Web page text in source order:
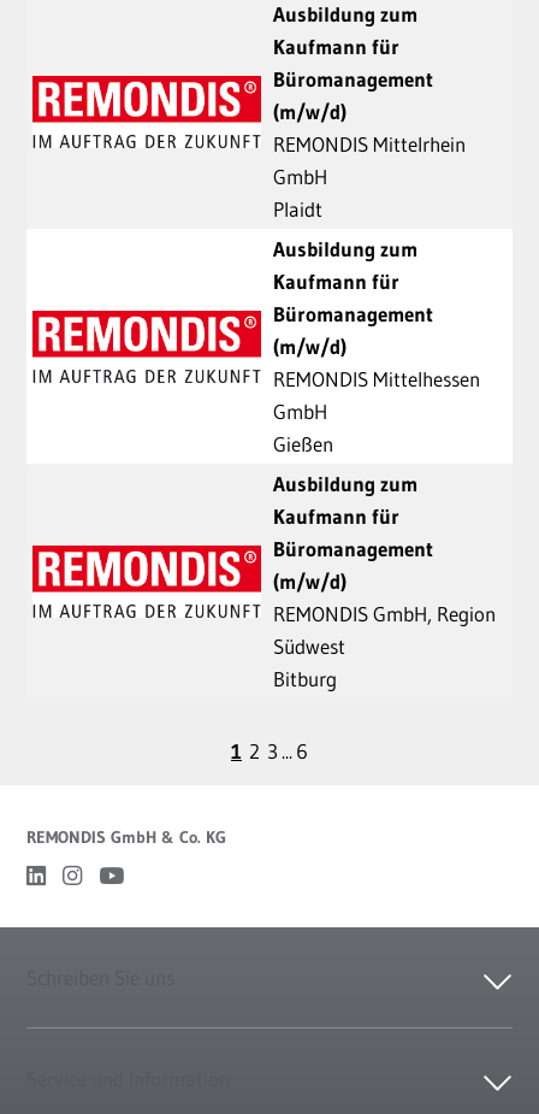
Ausbildung zum
Kaufmann für
Büromanagement
(m/w/d)
REMONDIS Mittelrhein
GmbH
Plaidt
Ausbildung zum
Kaufmann für
Büromanagement
(m/w/d)
REMONDIS Mittelhessen
GmbH
Gießen
Ausbildung zum
Kaufmann für
Büromanagement
(m/w/d)
REMONDIS GmbH, Region
Südwest
Bitburg
1 2 3 ...6
REMONDIS GmbH & Co. KG